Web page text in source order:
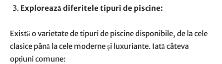
Explorează diferitele tipuri de piscine:
Există o varietate de tipuri de piscine disponibile, de la cele
clasice până la cele moderne și luxuriante. Iată câteva
opțiuni comune: